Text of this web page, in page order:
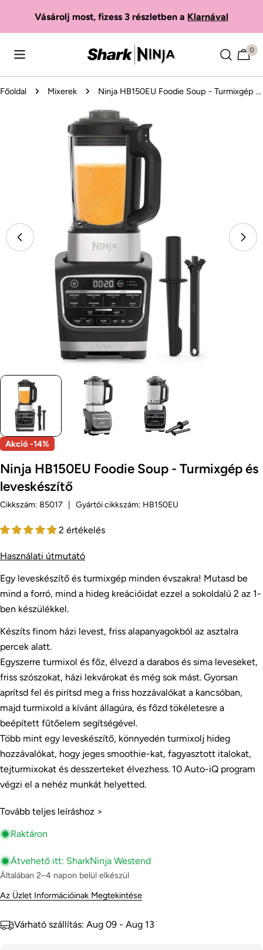
Vásárolj most, fizess 3 részletben a Klarnával
0
Főoldal Mixerek Ninja HB150EU Foodie Soup - Turmixgép és leveskészítő
termékinformációkhoz
meg a(z) 0 médiát
Akció -14%
Ninja HB150EU Foodie Soup - Turmixgép és
leveskészítő
Cikkszám: 85017 Gyártói cikkszám: HB150EU
2 értékelés
Használati útmutató
Egy leveskészítő és turmixgép minden évszakra! Mutasd be
mind a forró, mind a hideg kreációidat ezzel a sokoldalú 2 az 1-
ben készülékkel.
Készíts finom házi levest, friss alapanyagokból az asztalra
percek alatt.
Egyszerre turmixol és főz, élvezd a darabos és sima leveseket,
friss szószokat, házi lekvárokat és még sok mást. Gyorsan
aprítsd fel és pirítsd meg a friss hozzávalókat a kancsóban,
majd turmixold a kívánt állagúra, és főzd tökéletesre a
beépített fűtőelem segítségével.
Több mint egy leveskészítő, könnyedén turmixolj hideg
hozzávalókat, hogy jeges smoothie-kat, fagyasztott italokat,
tejturmixokat és desszerteket élvezhess. 10 Auto-iQ program
végzi el a nehéz munkát helyetted.
Tovább teljes leíráshoz >
Raktáron
Átvehető itt: SharkNinja Westend
Általában 2–4 napon belül elkészül
Az Üzlet Információinak Megtekintése
Várható szállítás: Aug 09 - Aug 13
Oszd meg ezt a terméket
Megosztás
Megosztani
X-
en
Pinteresten
Kérdezz a termékről
neved
email
címed
üzeneted